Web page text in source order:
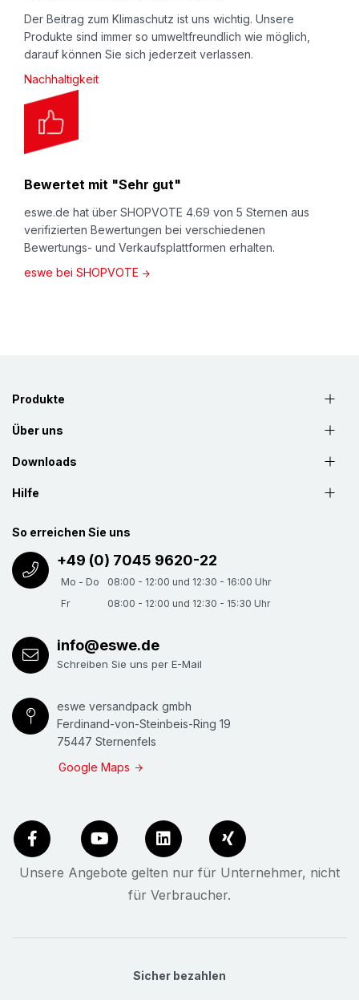
Der Beitrag zum Klimaschutz ist uns wichtig. Unsere
Produkte sind immer so umweltfreundlich wie möglich,
darauf können Sie sich jederzeit verlassen.
Nachhaltigkeit
Bewertet mit "Sehr gut"
eswe.de hat über SHOPVOTE 4.69 von 5 Sternen aus
verifizierten Bewertungen bei verschiedenen
Bewertungs- und Verkaufsplattformen erhalten.
eswe bei SHOPVOTE
Produkte
Über uns
Downloads
Hilfe
So erreichen Sie uns
+49 (0) 7045 9620-22
Mo - Do
08:00 - 12:00 und 12:30 - 16:00 Uhr
Fr
08:00 - 12:00 und 12:30 - 15:30 Uhr
info@eswe.de
Schreiben Sie uns per E-Mail
eswe versandpack gmbh
Ferdinand-von-Steinbeis-Ring 19
75447 Sternenfels
Google Maps
Unsere Angebote gelten nur für Unternehmer, nicht
für Verbraucher.
Sicher bezahlen